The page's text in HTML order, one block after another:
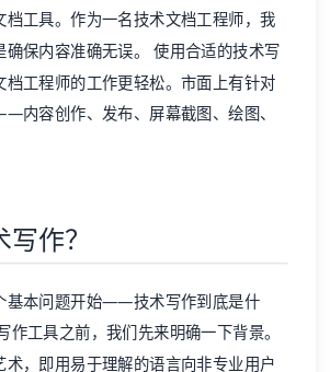
档工具。作为一名技术文档工程师，我
确保内容准确无误。 使用合适的技术写
档工程师的工作更轻松。市面上有针对
内容创作、发布、屏幕截图、绘图、
作？
基本问题开始——技术写作到底是什
作工具之前，我们先来明确一下背景。
术，即用易于理解的语言向非专业用户